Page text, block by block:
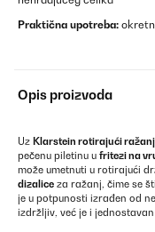
Praktična upotreba:
Opis proizvoda
Uz Klarstein rotirajući ražanj
pečenu piletinu u fritezi na
može umetnuti u rotirajući
dizalice za ražanj, čime se
je u potpunosti izrađen od
izdržljiv, već je i